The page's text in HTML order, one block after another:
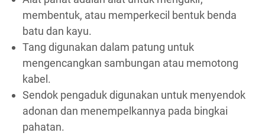
membentuk, atau memperkecil bentuk benda
batu dan kayu.
Tang digunakan dalam patung untuk
mengencangkan sambungan atau memotong
kabel.
Sendok pengaduk digunakan untuk menyendok
adonan dan menempelkannya pada bingkai
pahatan.